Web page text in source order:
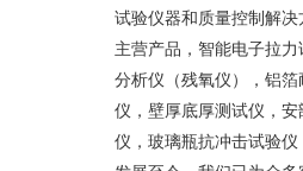
试验仪器和质量控制解决
主营产品，智能电子拉
分析仪（残氧仪），铝
仪，壁厚底厚测试仪，
仪，玻璃瓶抗冲击试验